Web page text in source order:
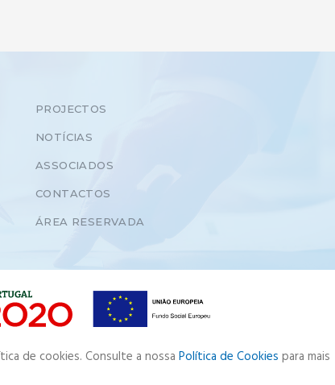
PROJECTOS
NOTÍCIAS
ASSOCIADOS
CONTACTOS
ÁREA RESERVADA
de cookies. Consulte a nossa Política de Cookies para mais